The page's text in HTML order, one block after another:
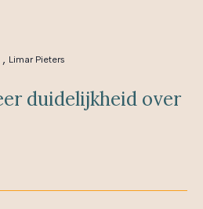
, Limar Pieters
duidelijkheid over